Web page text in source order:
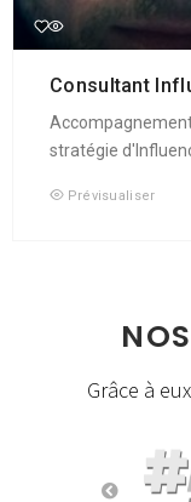
Consultant
stratégie
Prévisualiser
Grâce à